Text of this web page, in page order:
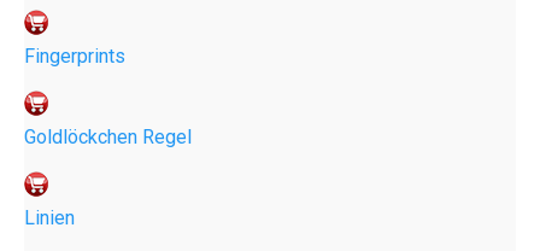
Fingerprints
Goldlöckchen Regel
Linien